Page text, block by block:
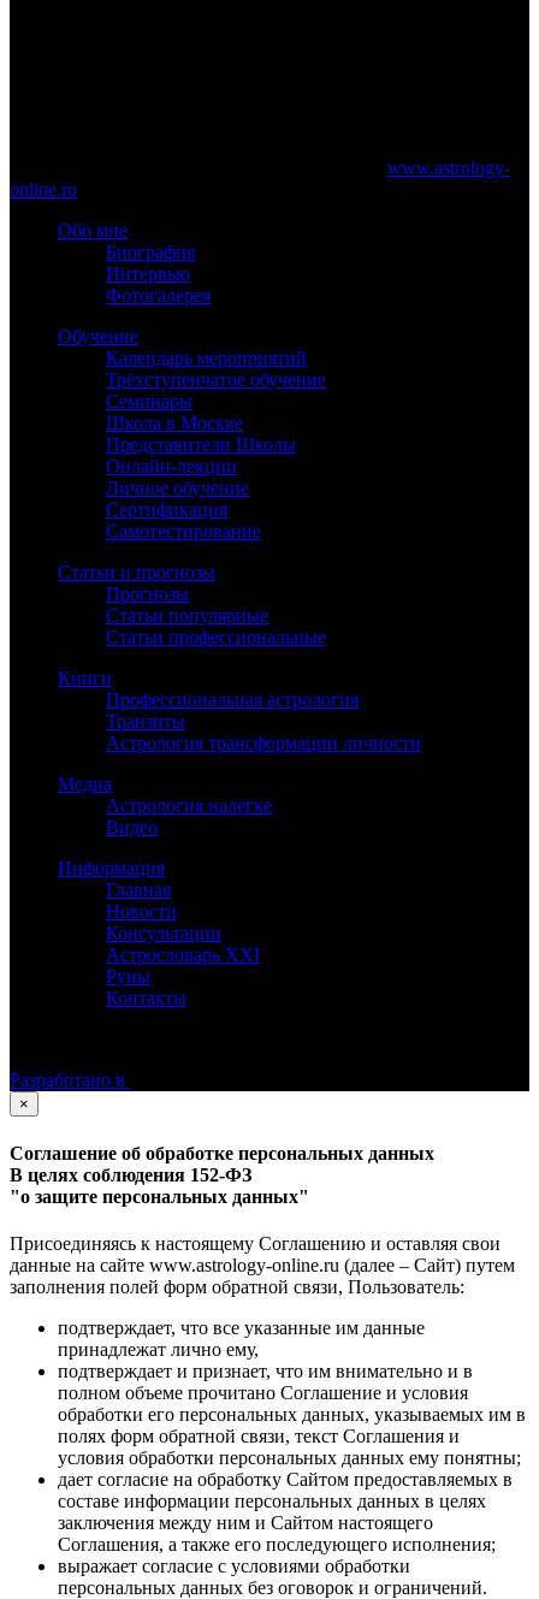
www.astrology-
online.ru
Обо мне
Биография
Интервью
Фотогалерея
Обучение
Календарь мероприятий
Трёхступенчатое обучение
Семинары
Школа в Москве
Представители Школы
Онлайн-лекции
Личное обучение
Сертификация
Самотестирование
Статьи и прогнозы
Прогнозы
Статьи популярные
Статьи профессиональные
Книги
Профессиональная астрология
Транзиты
Астрология трансформации личности
Медиа
Астрология налегке
Видео
Информация
Главная
Новости
Консультации
Астрословарь XXI
Руны
Контакты
Разработано в
×
Соглашение об обработке персональных данных
В целях соблюдения 152-ФЗ
"о защите персональных данных"
Присоединяясь к настоящему Соглашению и оставляя свои
данные на сайте www.astrology-online.ru (далее – Сайт) путем
заполнения полей форм обратной связи, Пользователь:
подтверждает, что все указанные им данные
принадлежат лично ему,
подтверждает и признает, что им внимательно и в
полном объеме прочитано Соглашение и условия
обработки его персональных данных, указываемых им в
полях форм обратной связи, текст Соглашения и
условия обработки персональных данных ему понятны;
дает согласие на обработку Сайтом предоставляемых в
составе информации персональных данных в целях
заключения между ним и Сайтом настоящего
Соглашения, а также его последующего исполнения;
выражает согласие с условиями обработки
персональных данных без оговорок и ограничений.